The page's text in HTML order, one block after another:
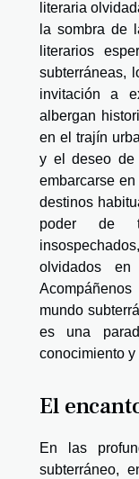
literaria
la sombra de
literarios
subterráneas,
invitación a
albergan
en el trajín
y el deseo de
embarcarse
destinos
poder de
olvidados
mundo
es una
conocimiento
El
En las
subterráneo,